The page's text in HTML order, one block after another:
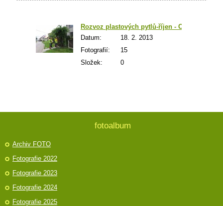
Rozvoz plastových pytlů-říjen - OV
Datum:
18. 2. 2013
Fotografií:
15
Složek:
0
fotoalbum
Archiv FOTO
Fotografie 2022
Fotografie 2023
Fotografie 2024
Fotografie 2025